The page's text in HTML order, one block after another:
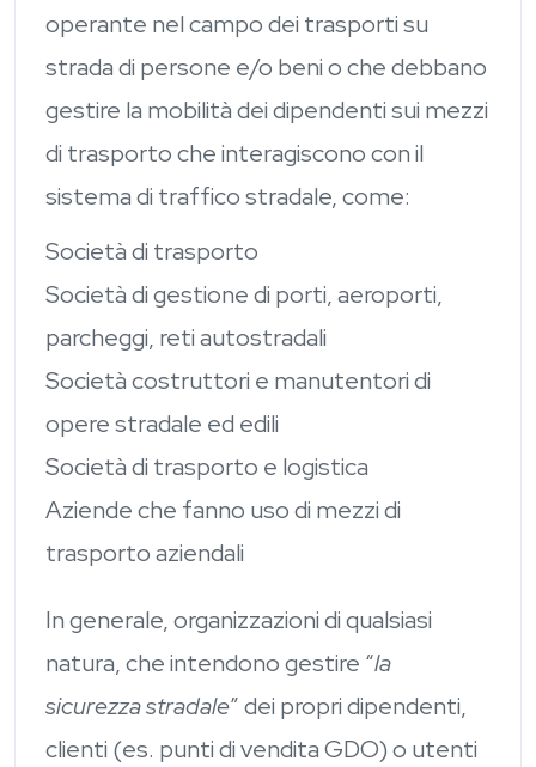
operante nel campo dei trasporti su
strada di persone e/o beni o che debbano
gestire la mobilità dei dipendenti sui mezzi
di trasporto che interagiscono con il
sistema di traffico stradale, come:
Società di trasporto
Società di gestione di porti, aeroporti,
parcheggi, reti autostradali
Società costruttori e manutentori di
opere stradale ed edili
Società di trasporto e logistica
Aziende che fanno uso di mezzi di
trasporto aziendali
In generale, organizzazioni di qualsiasi
natura, che intendono gestire “la
sicurezza stradale” dei propri dipendenti,
clienti (es. punti di vendita GDO) o utenti